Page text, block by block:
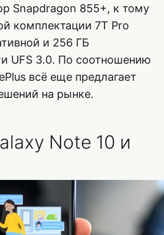
Snapdragon 855+, к тому
комплектации 7T Pro
и 256 ГБ
UFS 3.0. По соотношению
всё еще предлагает
на рынке.
Note 10 и